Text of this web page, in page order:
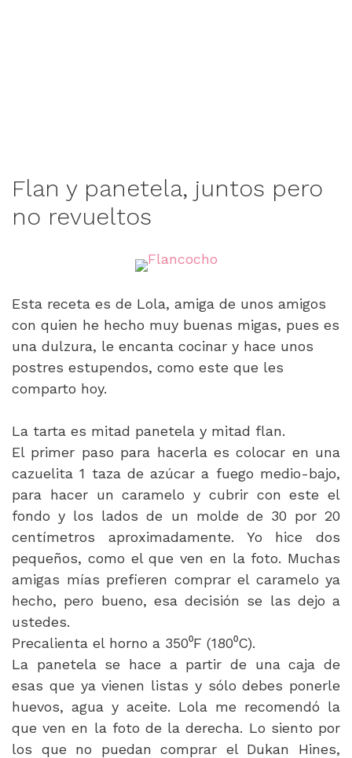
Flan y panetela, juntos pero
no revueltos
Esta receta es de Lola, amiga de unos amigos
con quien he hecho muy buenas migas, pues es
una dulzura, le encanta cocinar y hace unos
postres estupendos, como este que les
comparto hoy.
La tarta es mitad panetela y mitad flan.
El primer paso para hacerla es colocar en una
cazuelita 1 taza de azúcar a fuego medio-bajo,
para hacer un caramelo y cubrir con este el
fondo y los lados de un molde de 30 por 20
centímetros aproximadamente. Yo hice dos
pequeños, como el que ven en la foto. Muchas
amigas mías prefieren comprar el caramelo ya
hecho, pero bueno, esa decisión se las dejo a
ustedes.
Precalienta el horno a 350⁰F (180⁰C).
La panetela se hace a partir de una caja de
esas que ya vienen listas y sólo debes ponerle
huevos, agua y aceite. Lola me recomendó la
que ven en la foto de la derecha. Lo siento por
los que no puedan comprar el Dukan Hines,